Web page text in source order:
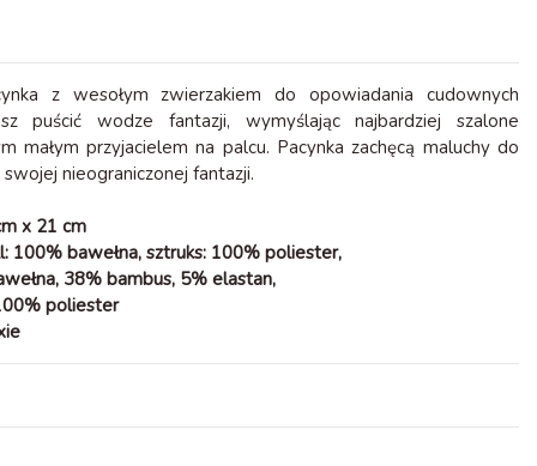
z wesołym zwierzakiem do opowiadania cudownych
puścić wodze fantazji, wymyślając najbardziej szalone
małym przyjacielem na palcu. Pacynka zachęcą maluchy do
nieograniczonej fantazji.
x 21 cm
100% bawełna, sztruks: 100% poliester,
38% bambus, 5% elastan,
poliester